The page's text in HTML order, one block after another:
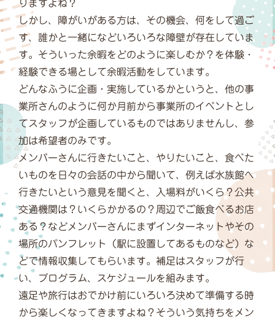
りますよね？
しかし、障がいがある方は、その機会、何をして過ご
す、誰かと一緒になどいろいろな障壁が存在していま
す。そういった余暇をどのように楽しむか？を体験・
経験できる場として余暇活動をしています。
どんなふうに企画・実施しているかというと、他の事
業所さんのように何か月前から事業所のイベントとし
てスタッフが企画しているものではありませんし、参
加は希望者のみです。
メンバーさんに行きたいこと、やりたいこと、食べた
いものを日々の会話の中から聞いて、例えば水族館へ
行きたいという意見を聞くと、入場料がいくら？公共
交通機関は？いくらかかるの？周辺でご飯食べるお店
ある？などメンバーさんにまずインターネットやその
場所のパンフレット（駅に設置してあるものなど）な
どで情報収集してもらいます。補足はスタッフが行
い、プログラム、スケジュールを組みます。
遠足や旅行はおでかけ前にいろいろ決めて準備する時
から楽しくなってきますよね？そういう気持ちをメン